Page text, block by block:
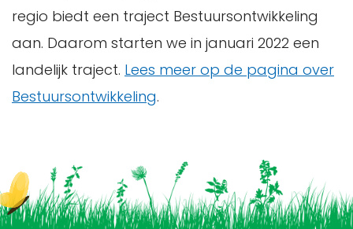
regio biedt een traject Bestuursontwikkeling
aan. Daarom starten we in januari 2022 een
landelijk traject. Lees meer op de pagina over
Bestuursontwikkeling.